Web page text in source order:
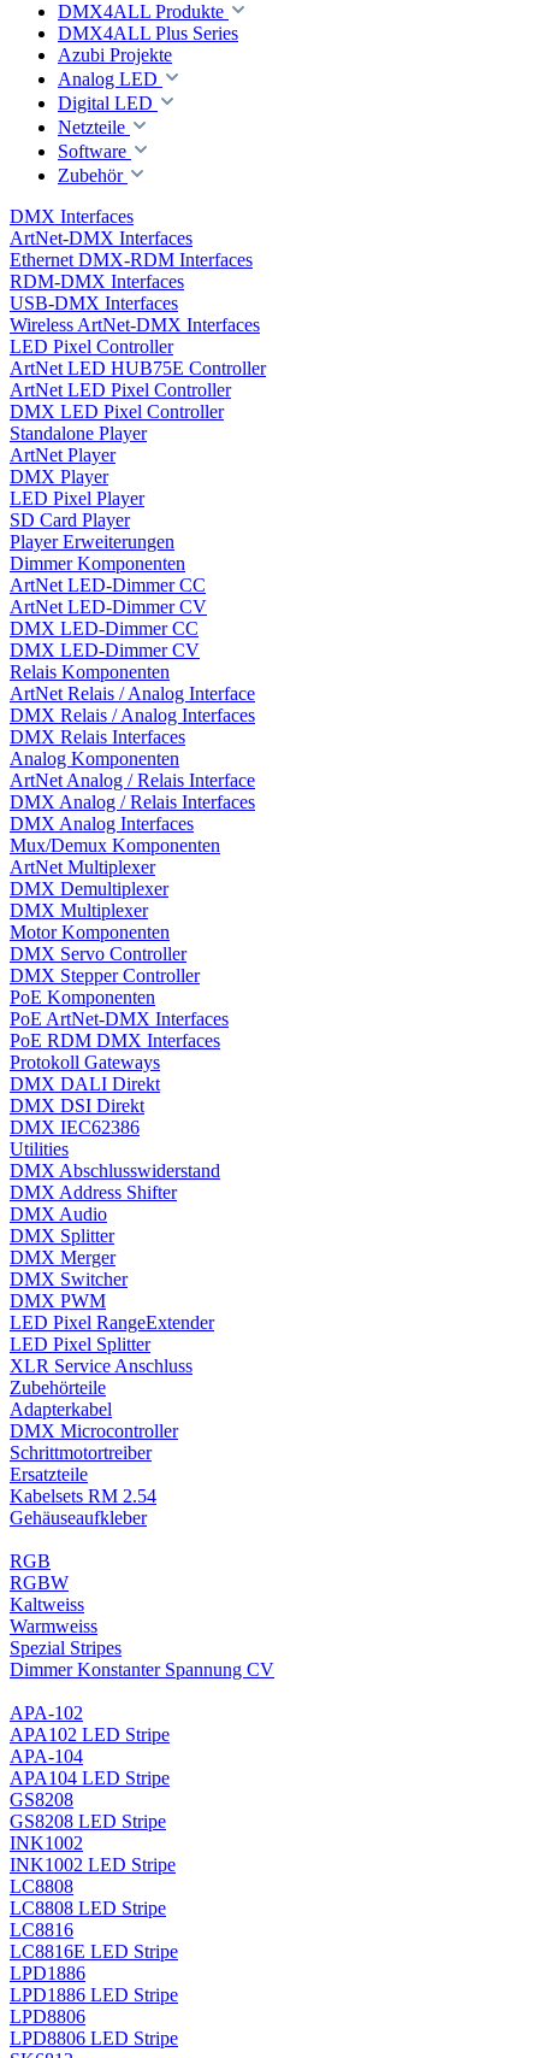
DMX4ALL Produkte
DMX4ALL Plus Series
Azubi Projekte
Analog LED
Digital LED
Netzteile
Software
Zubehör
DMX Interfaces
ArtNet-DMX Interfaces
Ethernet DMX-RDM Interfaces
RDM-DMX Interfaces
USB-DMX Interfaces
Wireless ArtNet-DMX Interfaces
LED Pixel Controller
ArtNet LED HUB75E Controller
ArtNet LED Pixel Controller
DMX LED Pixel Controller
Standalone Player
ArtNet Player
DMX Player
LED Pixel Player
SD Card Player
Player Erweiterungen
Dimmer Komponenten
ArtNet LED-Dimmer CC
ArtNet LED-Dimmer CV
DMX LED-Dimmer CC
DMX LED-Dimmer CV
Relais Komponenten
ArtNet Relais / Analog Interface
DMX Relais / Analog Interfaces
DMX Relais Interfaces
Analog Komponenten
ArtNet Analog / Relais Interface
DMX Analog / Relais Interfaces
DMX Analog Interfaces
Mux/Demux Komponenten
ArtNet Multiplexer
DMX Demultiplexer
DMX Multiplexer
Motor Komponenten
DMX Servo Controller
DMX Stepper Controller
PoE Komponenten
PoE ArtNet-DMX Interfaces
PoE RDM DMX Interfaces
Protokoll Gateways
DMX DALI Direkt
DMX DSI Direkt
DMX IEC62386
Utilities
DMX Abschlusswiderstand
DMX Address Shifter
DMX Audio
DMX Splitter
DMX Merger
DMX Switcher
DMX PWM
LED Pixel RangeExtender
LED Pixel Splitter
XLR Service Anschluss
Zubehörteile
Adapterkabel
DMX Microcontroller
Schrittmotortreiber
Ersatzteile
Kabelsets RM 2.54
Gehäuseaufkleber
RGB
RGBW
Kaltweiss
Warmweiss
Spezial Stripes
Dimmer Konstanter Spannung CV
APA-102
APA102 LED Stripe
APA-104
APA104 LED Stripe
GS8208
GS8208 LED Stripe
INK1002
INK1002 LED Stripe
LC8808
LC8808 LED Stripe
LC8816
LC8816E LED Stripe
LPD1886
LPD1886 LED Stripe
LPD8806
LPD8806 LED Stripe